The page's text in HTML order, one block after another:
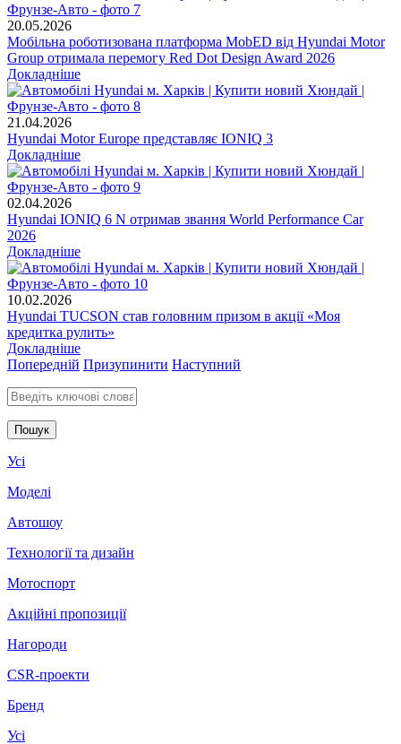
20.05.2026
Мобільна роботизована платформа MobED від Hyundai Motor
Group отримала перемогу Red Dot Design Award 2026
Докладніше
21.04.2026
Hyundai Motor Europe представляє IONIQ 3
Докладніше
02.04.2026
Hyundai IONIQ 6 N отримав звання World Performance Car
2026
Докладніше
10.02.2026
Hyundai TUCSON став головним призом в акції «Моя
кредитка рулить»
Докладніше
Попередній Призупинити Наступний
Введіть ключові слова для пошуку
Усі
Моделі
Автошоу
Технології та дизайн
Мотоспорт
Акційні пропозиції
Нагороди
CSR-проекти
Бренд
Усі